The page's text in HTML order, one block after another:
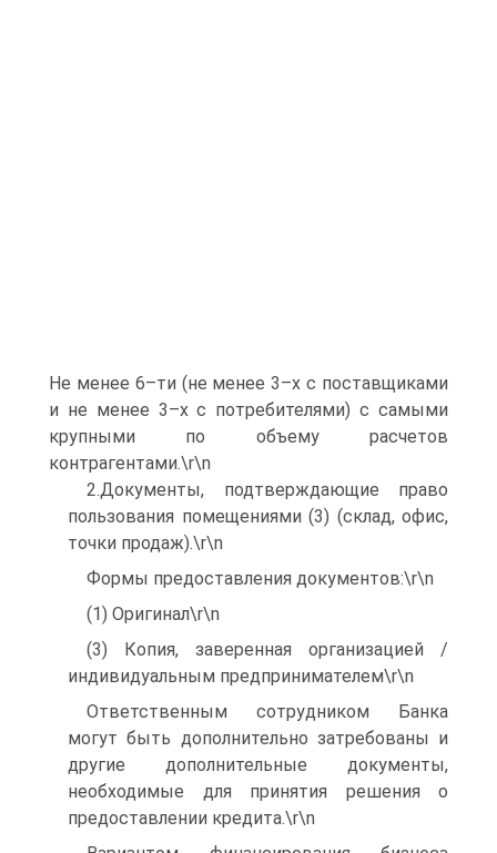
Не менее 6–ти (не менее 3–х с поставщиками
и не менее 3–х с потребителями) с самыми
крупными по объему расчетов
контрагентами.\r\n
2.Документы, подтверждающие право
пользования помещениями (3) (склад, офис,
точки продаж).\r\n
Формы предоставления документов:\r\n
(1) Оригинал\r\n
(3) Копия, заверенная организацией /
индивидуальным предпринимателем\r\n
Ответственным сотрудником Банка
могут быть дополнительно затребованы и
другие дополнительные документы,
необходимые для принятия решения о
предоставлении кредита.\r\n